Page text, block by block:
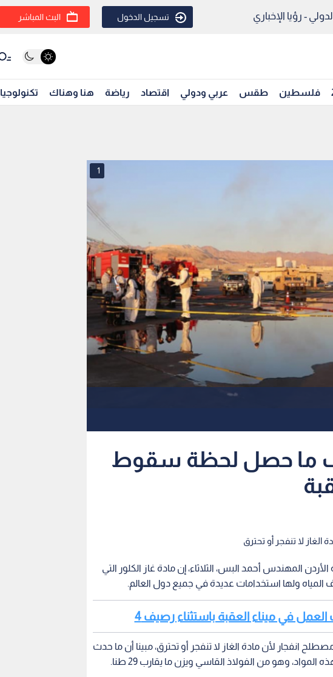
- رؤيا الإخباري تسجيل الدخول البث المباشر
فلسطين طقس عربي ودولي اقتصاد رياضة هنا وهناك تكنولوجيا
1
ما حصل لحظة سقوط
لا تنفجر أو تحترق
المهندس أحمد البس، الثلاثاء، إن مادة غاز الكلور التي
المياه ولها استخدامات عديدة في جميع دول العالم.
العمل في ميناء العقبة باستثناء رصيف 4
انفجار لأن مادة الغاز لا تنفجر أو تحترق، مبينا أن ما حدث
وهو من الفولاذ القاسي ويزن ما يقارب 29 طنا.